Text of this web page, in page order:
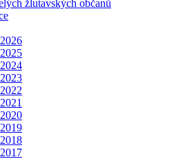
žlutavských občanů